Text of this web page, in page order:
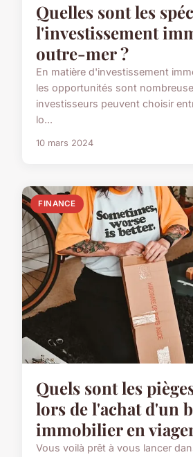
Quelles sont les
l'investissement
outre-mer ?
En matière d'investissement
les opportunités sont
investisseurs peuvent choisir
lo...
10 mars 2024
FINANCE
Quels sont les
lors de l'achat d'un
immobilier en
Vous voilà prêt à vous lancer